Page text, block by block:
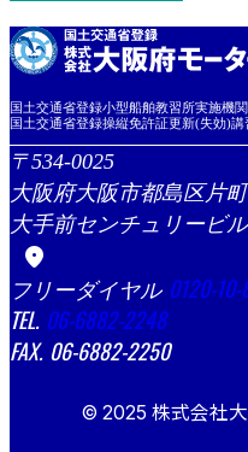
国土交通省登録小型船舶教習所実施機
国土交通省登録操縦免許証更新(失効)講
534-0025
大阪府大阪市都島区片
大手前センチュリービ
location_on
0120-
06-6882-2248
06-6882-2250
© 2025 株式会社